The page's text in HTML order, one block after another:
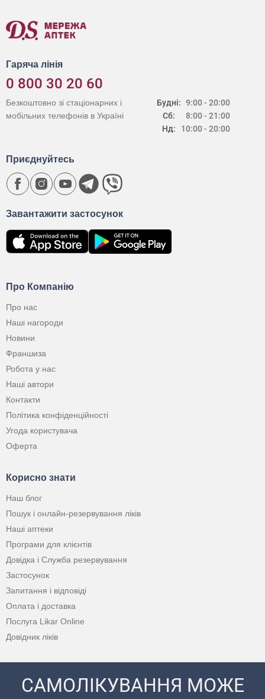
Гаряча лінія
0 800 30 20 60
Будні:
Сб:
Нд:
9:00 - 20:00
8:00 - 21:00
10:00 - 20:00
Безкоштовно зі стаціонарних і
мобільних телефонів в Україні
Про Компанію
Про нас
Наші нагороди
Новини
Франшиза
Робота у нас
Наші автори
Контакти
Політика конфіденційності
Угода користувача
Оферта
Корисно знати
Наш блог
Пошук і онлайн-резервування ліків
Наші аптеки
Програми для клієнтів
Довідка і Служба резервування
Застосунок
Запитання і відповіді
Оплата і доставка
Послуга Likar Online
Довідник ліків
Завантажити застосунок
Приєднуйтесь
САМОЛІКУВАННЯ МОЖЕ